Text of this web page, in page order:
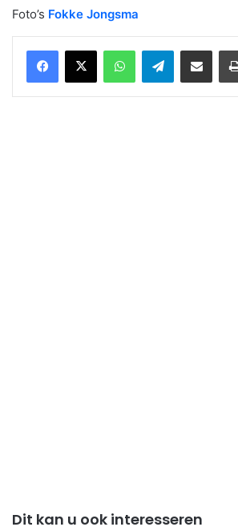
Foto’s Fokke Jongsma
WhatsAppTelegramDelen via Email
Dit kan u ook interesseren